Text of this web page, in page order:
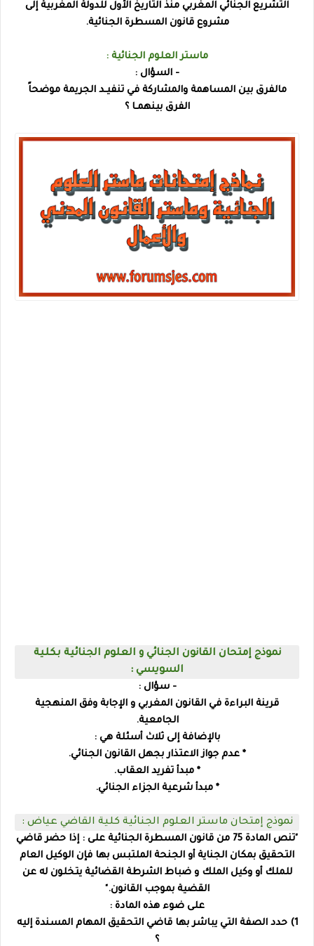
التشريع الجنائي المغربي منذ التاريخ الأول للدولة المغربية إلى
مشروع قانون المسطرة الجنائية.
ماستر العلوم الجنائية :
- السؤال :
مالفرق بين المساهمة والمشاركة في تنفيـد الجريمة موضحاً
الفرق بينهمـا ؟
نموذج إمتحان القانون الجنائي و العلوم الجنائية بكلية
السويسي :
- سؤال :
قرينة البراءة في القانون المغربي و الإجابة وفق المنهجية
الجامعية.
بالإضافة إلى ثلاث أسئلة هي :
* عدم جواز الاعتذار بجهل القانون الجنائي.
* مبدأ تفريد العقاب.
* مبدأ شرعية الجزاء الجنائي.
نموذج إمتحان ماستر العلوم الجنائية كلية القاضي عياض :
"تنص المادة 75 من قانون المسطرة الجنائية على : إذا حضر قاضي
التحقيق بمكان الجناية أو الجنحة الملتبس بها فإن الوكيل العام
للملك أو وكيل الملك و ضباط الشرطة القضائية يتخلون له عن
القضية بموجب القانون."
على ضوء هذه المادة :
1) حدد الصفة التي يباشر بها قاضي التحقيق المهام المسندة إليه
؟